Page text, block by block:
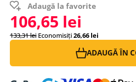
Adaugă la favorite
106,65 lei
133,31 lei Economisiți26,66 lei
ADAUGĂ ÎN